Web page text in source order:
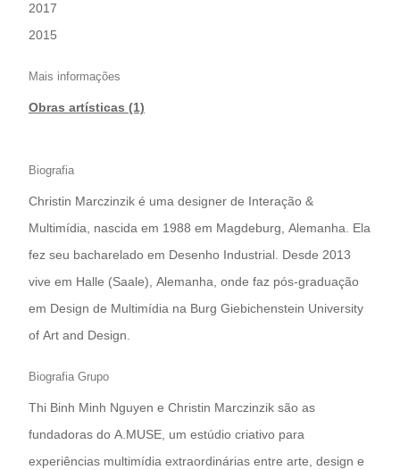
|2017
|2015
Mais informações
Obras artísticas (1)
Biografia
Christin Marczinzik é uma designer de Interação &
Multimídia, nascida em 1988 em Magdeburg, Alemanha. Ela
fez seu bacharelado em Desenho Industrial. Desde 2013
vive em Halle (Saale), Alemanha, onde faz pós-graduação
em Design de Multimídia na Burg Giebichenstein University
of Art and Design.
Biografia Grupo
Thi Binh Minh Nguyen e Christin Marczinzik são as
fundadoras do A.MUSE, um estúdio criativo para
experiências multimídia extraordinárias entre arte, design e